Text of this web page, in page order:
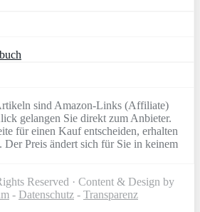
sind Amazon-Links (Affiliate)
gelangen Sie direkt zum Anbieter.
für einen Kauf entscheiden, erhalten
Preis ändert sich für Sie in keinem
Reserved · Content & Design by
- Datenschutz - Transparenz